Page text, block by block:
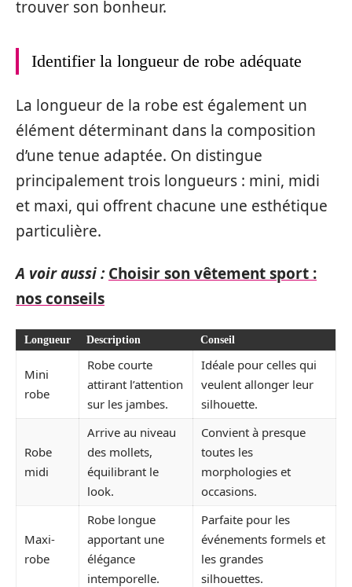
trouver son bonheur.
Identifier la longueur de robe adéquate
La longueur de la robe est également un
élément déterminant dans la composition
d’une tenue adaptée. On distingue
principalement trois longueurs : mini, midi
et maxi, qui offrent chacune une esthétique
particulière.
A voir aussi : Choisir son vêtement sport :
nos conseils
Longueur Description Conseil
Mini
robe
Robe courte
attirant l’attention
sur les jambes.
Idéale pour celles qui
veulent allonger leur
silhouette.
Robe
midi
Arrive au niveau
des mollets,
équilibrant le
look.
Convient à presque
toutes les
morphologies et
occasions.
Maxi-
robe
Robe longue
apportant une
élégance
intemporelle.
Parfaite pour les
événements formels et
les grandes
silhouettes.